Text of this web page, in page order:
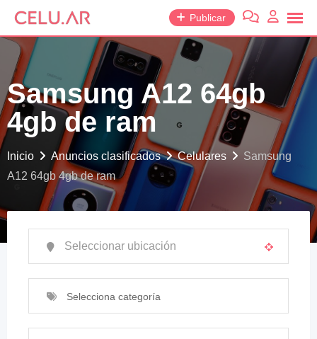
saltar
contenido
Publicar
Samsung A12 64gb
4gb de ram
Inicio Anuncios clasificados Celulares
Samsung
A12 64gb 4gb de ram
Selecciona categoría